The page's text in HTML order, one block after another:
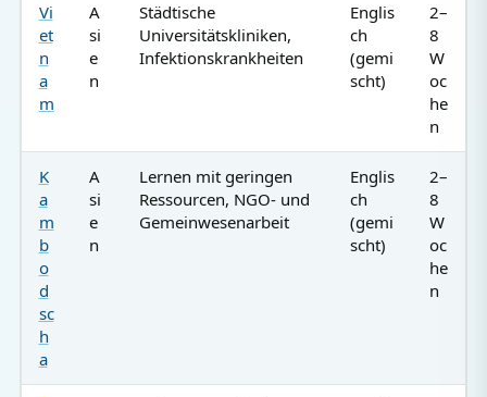
Vi
et
n
a
m
A
si
e
n
Städtische
Universitätskliniken,
Infektionskrankheiten
Englis
ch
(gemi
scht)
2–
8
W
oc
he
n
K
a
m
b
o
d
sc
h
a
A
si
e
n
Lernen mit geringen
Ressourcen, NGO- und
Gemeinwesenarbeit
Englis
ch
(gemi
scht)
2–
8
W
oc
he
n